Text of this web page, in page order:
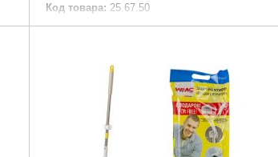
Код товара: 25.67.50